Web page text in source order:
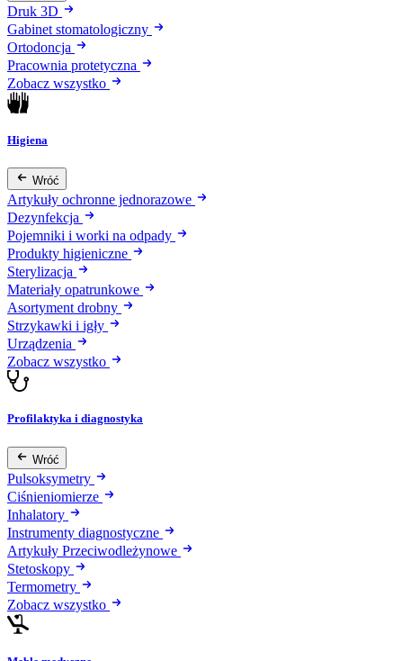
Druk 3D
Gabinet stomatologiczny
Ortodoncja
Pracownia protetyczna
Zobacz wszystko
Higiena
Wróć
Artykuły ochronne jednorazowe
Dezynfekcja
Pojemniki i worki na odpady
Produkty higieniczne
Sterylizacja
Materiały opatrunkowe
Asortyment drobny
Strzykawki i igły
Urządzenia
Zobacz wszystko
Profilaktyka i diagnostyka
Wróć
Pulsoksymetry
Ciśnieniomierze
Inhalatory
Instrumenty diagnostyczne
Artykuły Przeciwodleżynowe
Stetoskopy
Termometry
Zobacz wszystko